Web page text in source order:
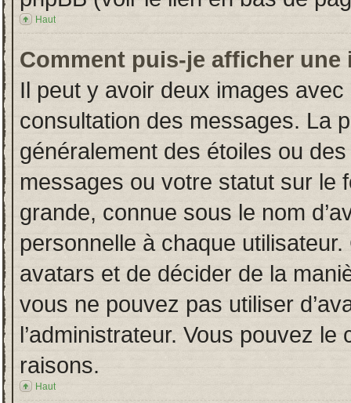
Haut
Comment puis-je afficher une
Il peut y avoir deux images
consultation des messages. La
généralement des étoiles ou
messages ou votre statut sur le
grande, connue sous le nom
personnelle à chaque utilisateur.
avatars et de décider de la
vous ne pouvez pas utiliser
l’administrateur. Vous pouvez
raisons.
Haut